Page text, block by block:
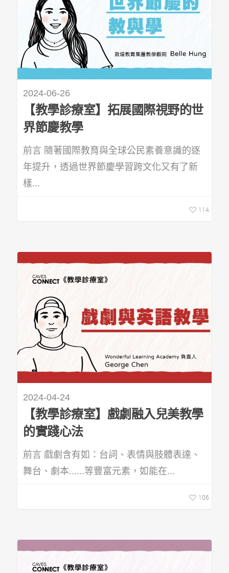
2024-06-26
【教學診療室】拓展國際視野的世
界節慶教學
前言 隨著國際教育與全球公民素養意識的逐
年提升，透過世界節慶學習跨文化又有了新
樣...
114
2024-04-24
【教學診療室】戲劇融入兒美教學
的實踐心法
前言 戲劇含有如：台詞、表情與肢體表達、
舞台、劇本......等豐富元素，如能在...
106